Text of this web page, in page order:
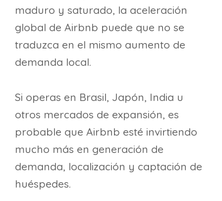
maduro y saturado, la aceleración
global de Airbnb puede que no se
traduzca en el mismo aumento de
demanda local.
Si operas en Brasil, Japón, India u
otros mercados de expansión, es
probable que Airbnb esté invirtiendo
mucho más en generación de
demanda, localización y captación de
huéspedes.